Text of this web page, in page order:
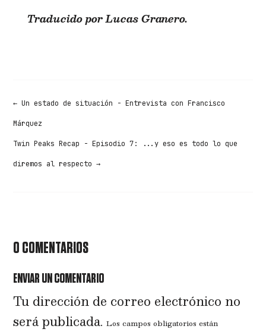
Traducido por Lucas Granero.
←Un estado de situación - Entrevista con Francisco
Márquez
Twin Peaks Recap - Episodio 7: ...y eso es todo lo que
diremos al respecto →
0 COMENTARIOS
ENVIAR UN COMENTARIO
Tu dirección de correo electrónico no
será publicada. Los campos obligatorios están